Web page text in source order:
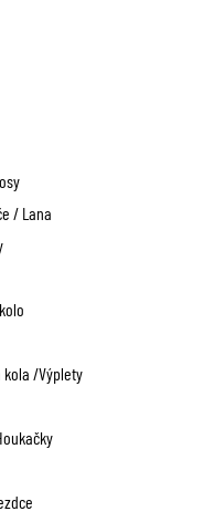
/ Lana
kola /Výplety